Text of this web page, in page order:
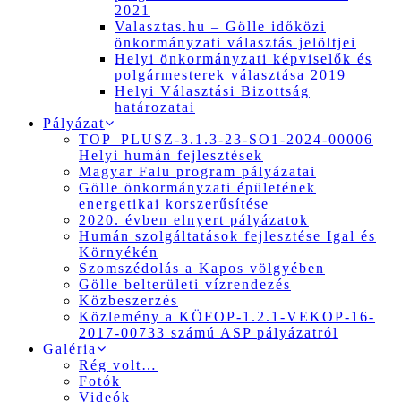
2021
Valasztas.hu – Gölle időközi
önkormányzati választás jelöltjei
Helyi önkormányzati képviselők és
polgármesterek választása 2019
Helyi Választási Bizottság
határozatai
Pályázat
TOP_PLUSZ-3.1.3-23-SO1-2024-00006
Helyi humán fejlesztések
Magyar Falu program pályázatai
Gölle önkormányzati épületének
energetikai korszerűsítése
2020. évben elnyert pályázatok
Humán szolgáltatások fejlesztése Igal és
Környékén
Szomszédolás a Kapos völgyében
Gölle belterületi vízrendezés
Közbeszerzés
Közlemény a KÖFOP-1.2.1-VEKOP-16-
2017-00733 számú ASP pályázatról
Galéria
Rég volt…
Fotók
Videók